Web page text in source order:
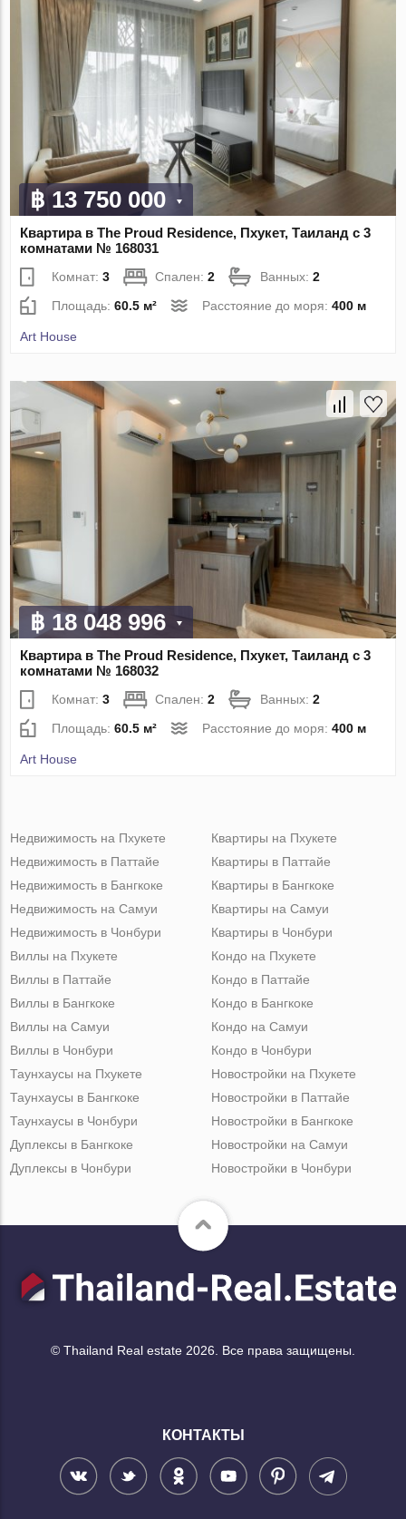
฿ 13 750 000
Квартира в The Proud Residence, Пхукет, Таиланд с 3
комнатами № 168031
Комнат:3 Спален:2 Ванных:2
Площадь:60.5 м² Расстояние до моря:400 м
Art House
฿ 18 048 996
Квартира в The Proud Residence, Пхукет, Таиланд с 3
комнатами № 168032
Комнат:3 Спален:2 Ванных:2
Площадь:60.5 м² Расстояние до моря:400 м
Art House
Недвижимость на Пхукете
Недвижимость в Паттайе
Недвижимость в Бангкоке
Недвижимость на Самуи
Недвижимость в Чонбури
Квартиры на Пхукете
Квартиры в Паттайе
Квартиры в Бангкоке
Квартиры на Самуи
Квартиры в Чонбури
Виллы на Пхукете
Виллы в Паттайе
Виллы в Бангкоке
Виллы на Самуи
Виллы в Чонбури
Кондо на Пхукете
Кондо в Паттайе
Кондо в Бангкоке
Кондо на Самуи
Кондо в Чонбури
Таунхаусы на Пхукете
Таунхаусы в Бангкоке
Таунхаусы в Чонбури
Дуплексы в Бангкоке
Дуплексы в Чонбури
Новостройки на Пхукете
Новостройки в Паттайе
Новостройки в Бангкоке
Новостройки на Самуи
Новостройки в Чонбури
© Thailand Real estate 2026. Все права защищены.
КОНТАКТЫ